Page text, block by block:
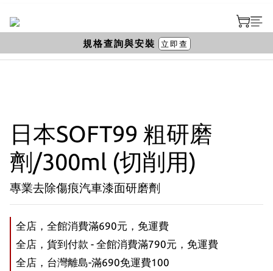
日本SOFT99 粗研磨
劑/300ml (切削用)
專業去除傷痕汽車漆面研磨劑
全店，全館消費滿690元，免運費
全店，貨到付款 - 全館消費滿790元，免運費
全店，台灣離島-滿690免運費100
規格查詢與安裝 立即查